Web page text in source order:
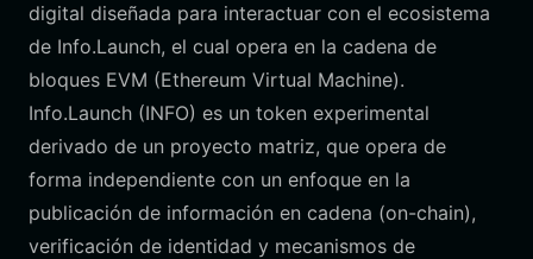
digital diseñada para interactuar con el ecosistema
de Info.Launch, el cual opera en la cadena de
bloques EVM (Ethereum Virtual Machine).
Info.Launch (INFO) es un token experimental
derivado de un proyecto matriz, que opera de
forma independiente con un enfoque en la
publicación de información en cadena (on-chain),
verificación de identidad y mecanismos de